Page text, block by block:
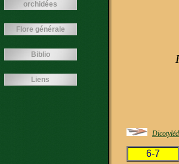
orchidées
Flore générale
Biblio
Liens
6-7